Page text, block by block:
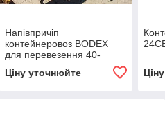
Напівпричіп
контейнеровоз BODEX
для перевезення 40-
Ціну уточнюйте